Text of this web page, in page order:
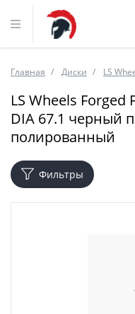
Главная Диски LS
LS Wheels Forged
DIA 67.1 черный
полированный
Фильтры